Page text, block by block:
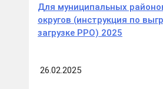
Для муниципальных
округов (инструкция по
загрузке РРО) 2025
26.02.2025